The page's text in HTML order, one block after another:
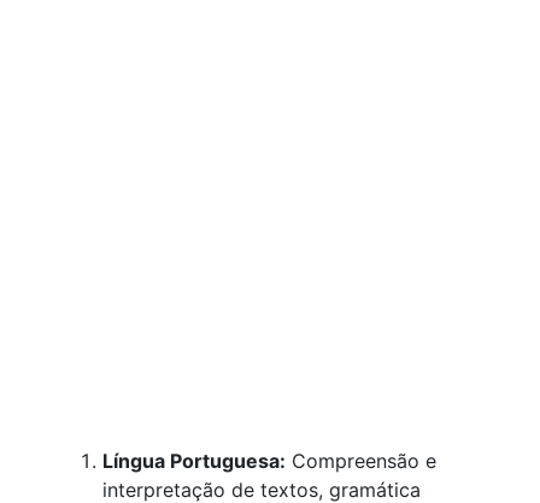
Língua Portuguesa: Compreensão e
interpretação de textos, gramática